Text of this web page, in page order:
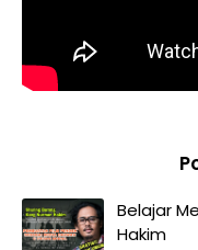
Belajar
Hakim